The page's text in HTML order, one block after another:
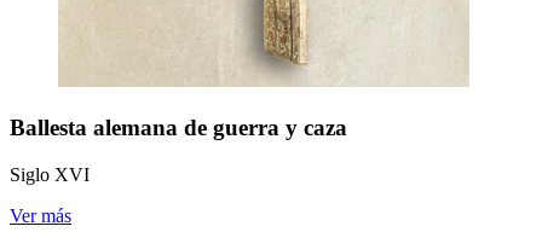
Ballesta alemana de guerra y caza
Siglo XVI
Ver más